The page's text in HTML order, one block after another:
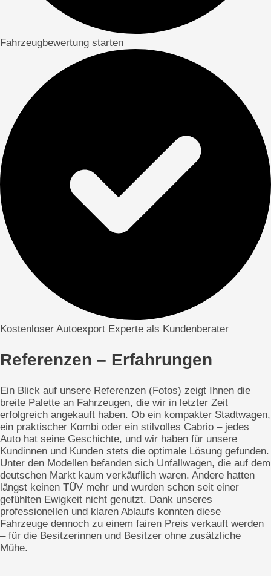
Fahrzeugbewertung starten
Kostenloser Autoexport Experte als Kundenberater
Referenzen – Erfahrungen
Ein Blick auf unsere Referenzen (Fotos) zeigt Ihnen die
breite Palette an Fahrzeugen, die wir in letzter Zeit
erfolgreich angekauft haben. Ob ein kompakter Stadtwagen,
ein praktischer Kombi oder ein stilvolles Cabrio – jedes
Auto hat seine Geschichte, und wir haben für unsere
Kundinnen und Kunden stets die optimale Lösung gefunden.
Unter den Modellen befanden sich Unfallwagen, die auf dem
deutschen Markt kaum verkäuflich waren. Andere hatten
längst keinen TÜV mehr und wurden schon seit einer
gefühlten Ewigkeit nicht genutzt. Dank unseres
professionellen und klaren Ablaufs konnten diese
Fahrzeuge dennoch zu einem fairen Preis verkauft werden
– für die Besitzerinnen und Besitzer ohne zusätzliche
Mühe.